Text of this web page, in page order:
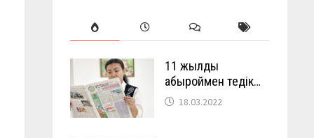
11 жылды
абыроймен өтедік…
18.03.2022